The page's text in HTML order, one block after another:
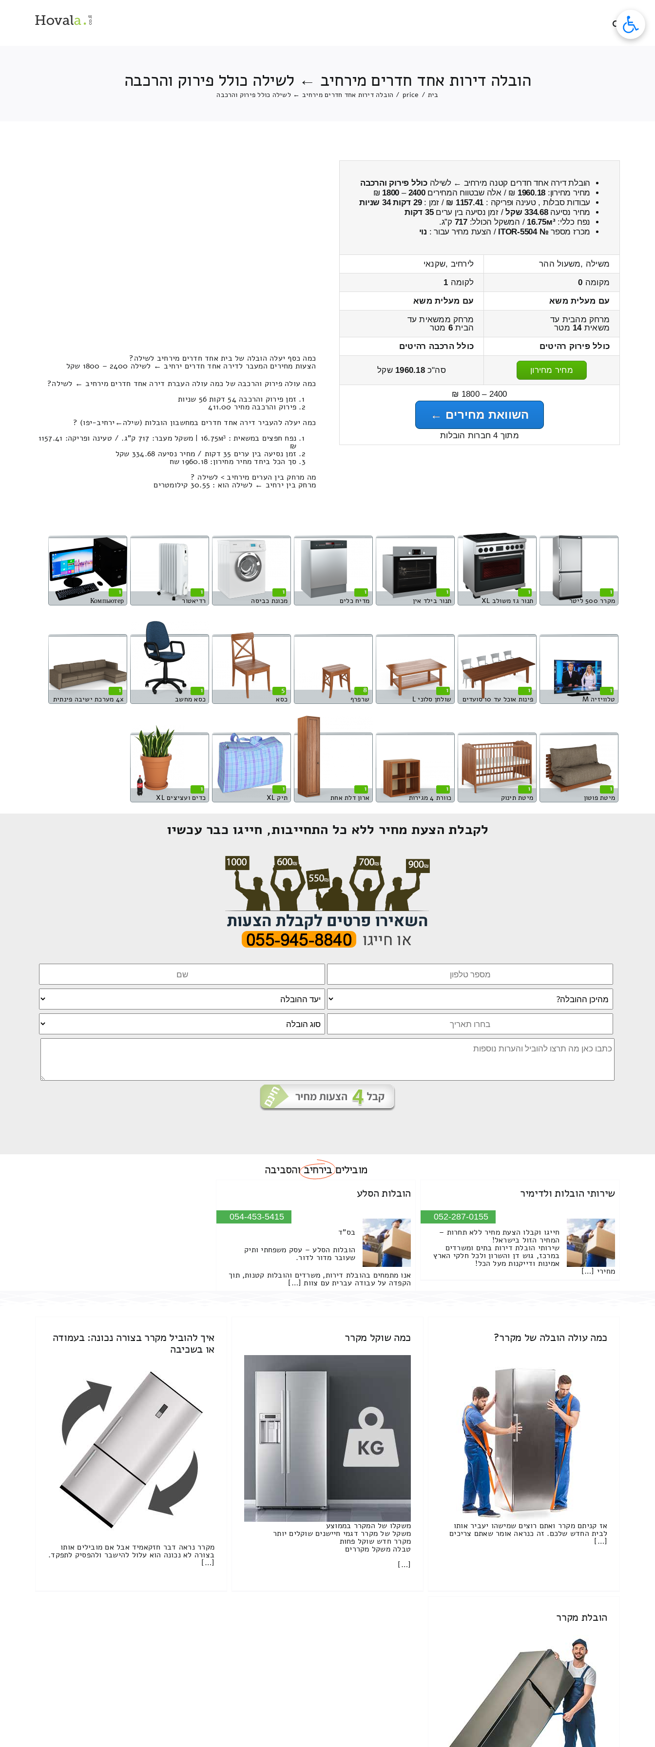
הובלה דירות אחד חדרים מירחיב ← לשילה כולל פירוק והרכבה
בית /
price
/ הובלה דירות אחד חדרים מירחיב ← לשילה כולל פירוק והרכבה
הובלת דירה אחד חדרים קטנה מירחיב ← לשילהכולל פירוק והרכבה
מחיר מחירון: 1960.18 ₪ / אלה שבטווח המחירים2400
–
1800
₪
עבודות סבלות , טעינה ופריקה : 1157.41 ₪ / זמן :29 דקות 34 שניות
מחיר נסיעה334.68 שקל / זמן נסיעה בין ערים35 דקות
נפח כללי:16.75м³ / המשקל הכולל:717 ק”ג.
מכרז מספר № ITOR-5504 / הצעת מחיר עבור : נוי
משילה ,משעול ההר
לירחיב ,שקנאי
מקומה 0 לקומה 1
עם מעלית משא
עם מעלית משא
מרחק מהבית עד
משאית14 מטר
מרחק ממשאית עד
הבית6 מטר
כולל פירוק רהיטים
כולל הרכבה רהיטים
מחיר מחירון סה"כ1960.18 שקל
2400 – 1800 ₪
השוואת מחירים ←
מתוך 4 חברות הובלות
כמה כסף יעלה הובלה של בית אחד חדרים מירחיב לשילה?
הצעות מחירים המעבר לדירה אחד חדרים ירחיב ← לשילה 2400 – 1800 שקל
כמה עולה פירוק והרכבה של כמה עולה העברת דירה אחד חדרים מירחיב ← לשילה?
זמן פירוק והרכבה 54 דקות 56 שניות
פירוק והרכבה מחיר 411.00
כמה יעלה להעביר דירה אחד חדרים במחשבון הובלות (שילה‎←‏ירחיב-יפו) ?
נפח חפצים במשאית : 16.75м³ | משקל מעבר: 717 ק”ג. / טעינה ופריקה: 1157.41
₪
זמן נסיעה בין ערים 35 דקות / מחיר נסיעה 334.68 שקל
סך הכל ביחד מחיר מחירון: 1960.18 שח
מה מרחק בין הערים מירחיב > לשילה ?
מרחק בין ירחיב ← לשילה הוא : 30.55 קילומטרים
1
מקרר 500 ליטר
1
תנור גז משולב XL
1
תנור בילד אין
1
מדיח כלים
1
מכונת כביסה
1
רדיאטור
1
Компьютер
1
טלוויזיה M
1
פינות אוכל עד 10 סועדים
1
שולחן סלוני L
8
שרפרף
5
כסא
1
כסא מחשב
1
4x מערכת ישיבה פינתית
1
מיטת פוטון
1
מיטת תינוק
1
כוורת 4 מגירות
1
ארון דלת אחת
1
תיק XL
1
כדים ועציצים XL
לקבלת הצעת מחיר ללא כל התחייבות, חייגו כבר עכשיו
מוביליםבירחיבוהסביבה
שירותי הובלות ולדימיר
052-287-0155
חייגו וקבלו הצעת מחיר ללא תחרות –
המחיר הזול בישראל!
שירותי הובלת דירות בתים ומשרדים
במרכז, גוש דן והשרון ולכל חלקי הארץ
אמינות ודייקנות מעל הכל!
מחירי […]
הובלות הסלע
054-453-5415
בס"ד
הובלות הסלע – עסק משפחתי ותיק
שעובר מדור לדור.
אנו מתמחים בהובלת דירות, משרדים והובלות קטנות, תוך
הקפדה על עבודה עברית עם צוות […]
כמה עולה הובלה של מקרר?
אז קניתם מקרר ואתם רוצים שמישהו יעביר אותו
לבית החדש שלכם. זה כנראה אומר שאתם צריכים
[…]
כמה שוקל מקרר
משקלו של המקרר בממוצע
משקל של מקרר דגמי חיישנים שוקלים יותר
מקרר חדש שוקל פחות
טבלה משקל מקררים
[…]
איך להוביל מקרר בצורה נכונה: בעמודה
או בשכיבה
מקרר נראה דבר חזקאמיד אבל אם מובילים אותו
בצורה לא נכונה הוא עלול להישבר ולהפסיק לתפקד.
[…]
הובלת מקרר